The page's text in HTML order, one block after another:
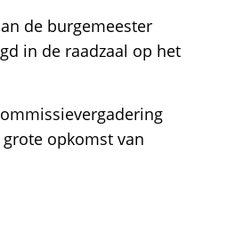
de burgemeester
in de raadzaal op het
opkomst van